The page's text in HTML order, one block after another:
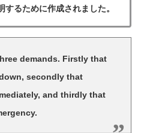
るために作成されました。
demands. Firstly that
secondly that
and thirdly that